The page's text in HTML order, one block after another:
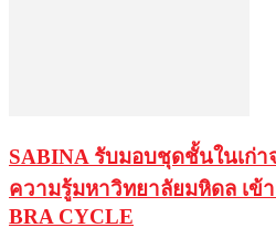
SABINA รับมอบชุดชั้นในเก่
ความรู้มหาวิทยาลัยมหิดล เข้
BRA CYCLE